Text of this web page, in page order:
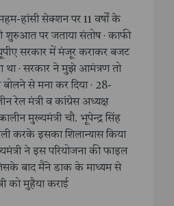
महम-हांसी सेक्शन पर 11 वर्षों के
शुरुआत पर जताया संतोष · काफी
सरकार में मंजूर कराकर बजट
था · सरकार ने मुझे आमंत्रण तो
से मना कर दिया · 28-
रेल मंत्री व कांग्रेस अध्यक्ष
मुख्यमंत्री चौ. भूपेन्द्र सिंह
करके इसका शिलान्यास किया
ने इस परियोजना की फाइल
बाद मैंने डाक के माध्यम से
को मुहैया कराई